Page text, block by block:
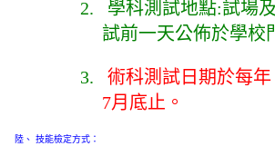
2. 學科測試地點:試場
試前一天公佈於學校
3.術科測試日期於每年
7月底止。
陸 、技能檢定方式：